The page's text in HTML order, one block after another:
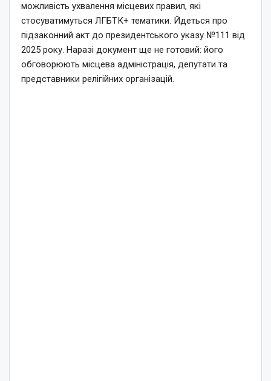
можливість ухвалення місцевих правил, які
стосуватимуться ЛГБТК+ тематики. Йдеться про
підзаконний акт до президентського указу №111 від
2025 року. Наразі документ ще не готовий: його
обговорюють місцева адміністрація, депутати та
представники релігійних організацій.